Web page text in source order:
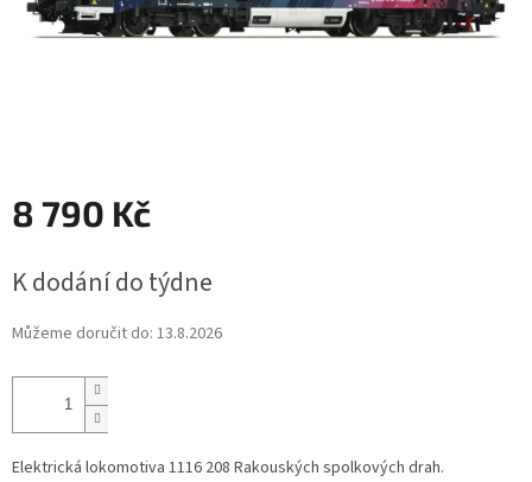
8 790 Kč
cena:
K dodání do týdne
Můžeme doručit do: 13.8.2026
Elektrická lokomotiva 1116 208 Rakouských spolkových drah.